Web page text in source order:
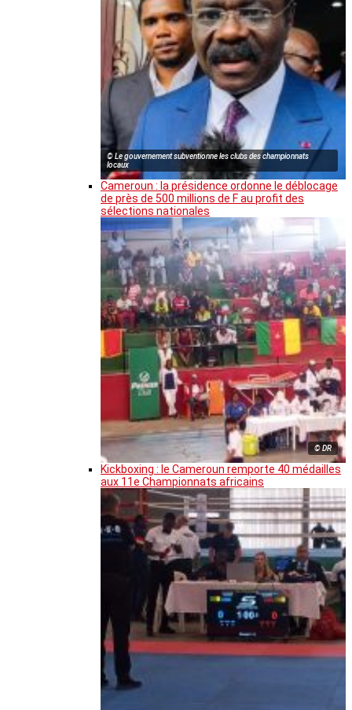
© Le gouvernement subventionne les clubs des championnats
locaux
Cameroun : la présidence ordonne le déblocage
de près de 500 millions de F au profit des
sélections nationales
© DR
Kickboxing : le Cameroun remporte 40 médailles
aux 11e Championnats africains